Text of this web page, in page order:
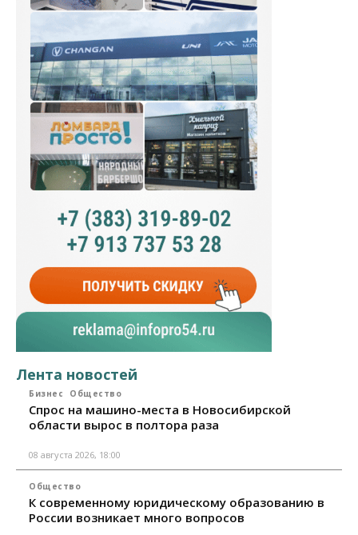
Лента новостей
Бизнес Общество
Спрос на машино-места в Новосибирской
области вырос в полтора раза
08 августа 2026, 18:00
Общество
К современному юридическому образованию в
России возникает много вопросов